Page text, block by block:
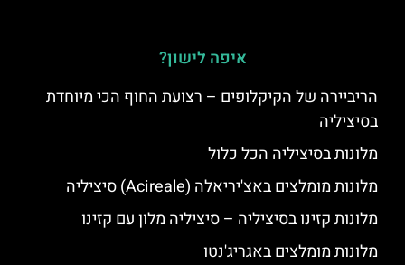
איפה לישון?
הריביירה של הקיקלופים – רצועת החוף הכי מיוחדת
בסיציליה
מלונות בסיציליה הכל כלול
מלונות מומלצים באצ'יריאלה (Acireale) סיציליה
מלונות קזינו בסיציליה – סיציליה מלון עם קזינו
מלונות מומלצים באגריג'נטו